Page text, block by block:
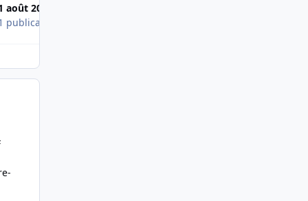
août 2012
publication